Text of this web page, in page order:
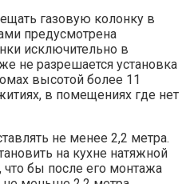
газовую колонку в
предусмотрена
исключительно в
не разрешается установка
высотой более 11
в помещениях где нет
не менее 2,2 метра.
на кухне натяжной
что бы после его монтажа